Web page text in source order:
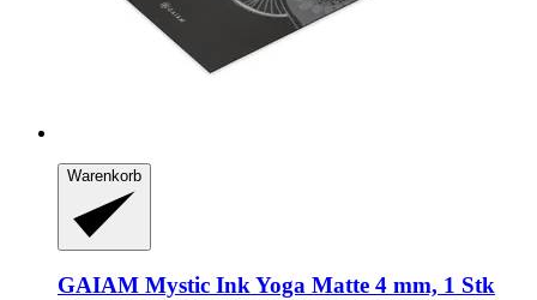
Warenkorb
GAIAM Mystic Ink Yoga Matte 4 mm, 1 Stk